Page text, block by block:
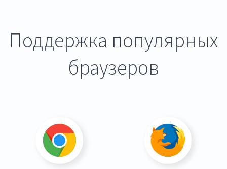
Поддержка популярных
браузеров